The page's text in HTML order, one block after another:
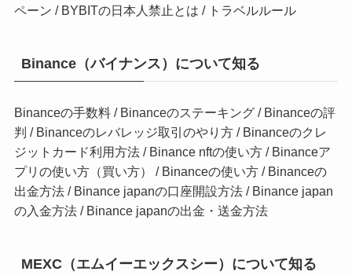
ペーン / BYBITの日本人禁止とは / トラベルルール
Binance（バイナンス）について知る
Binanceの手数料/ Binanceのステーキング/ Binanceの評
判 / Binanceのレバレッジ取引のやり方/ Binanceのクレ
ジットカード利用方法/ Binance nftの使い方/ Binanceア
プリの使い方（買い方）
/ Binanceの使い方/ Binanceの
出金方法/ Binance japanの口座開設方法/ Binance japan
の入金方法 / Binance japanの出金・送金方法
MEXC（エムイーエックスシー）について知る